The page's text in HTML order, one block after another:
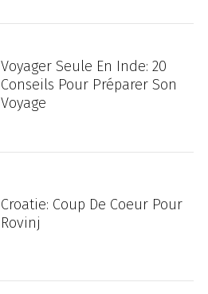
Voyager Seule En Inde: 20
Conseils Pour Préparer Son
Voyage
Croatie: Coup De Coeur Pour
Rovinj